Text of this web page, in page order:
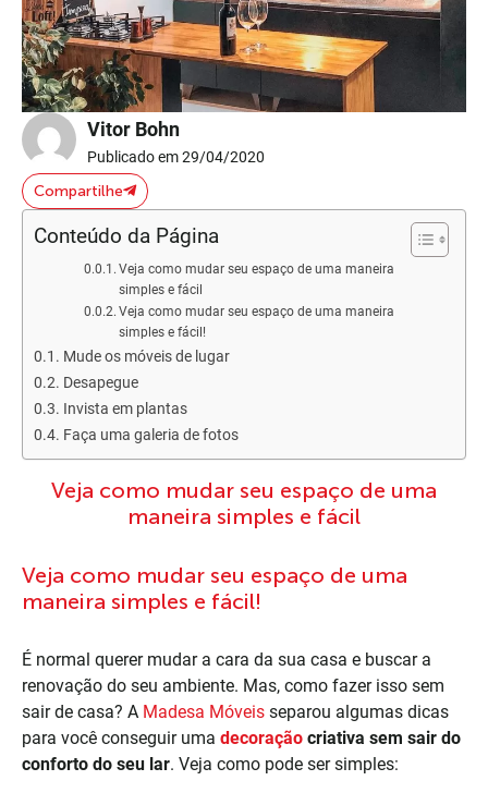
Vitor Bohn
Publicado em 29/04/2020
Compartilhe
Conteúdo da Página
Veja como mudar seu espaço de uma maneira
simples e fácil
Veja como mudar seu espaço de uma maneira
simples e fácil!
Mude os móveis de lugar
Desapegue
Invista em plantas
Faça uma galeria de fotos
Veja como mudar seu espaço de uma
maneira simples e fácil
Veja como mudar seu espaço de uma
maneira simples e fácil!
É normal querer mudar a cara da sua casa e buscar a
renovação do seu ambiente. Mas, como fazer isso sem
sair de casa? A Madesa Móveis separou algumas dicas
para você conseguir uma decoração criativa sem sair do
conforto do seu lar. Veja como pode ser simples: